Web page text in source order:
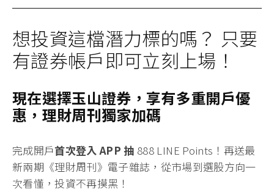
想投資這檔潛力標的嗎？ 只要
有證券帳戶即可立刻上場！
現在選擇玉山證券，享有多重開戶優
惠，理財周刊獨家加碼
完成開戶首次登入 APP 抽 888 LINE Points！ 再送最
新兩期《理財周刊》電子雜誌 ，從市場到選股方向一
次看懂，投資不再摸黑！